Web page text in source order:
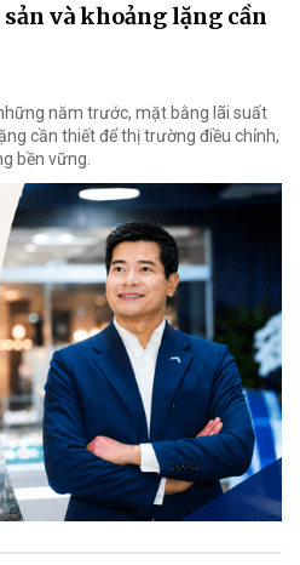
và khoảng lặng cần
năm trước, mặt bằng lãi suất
cần thiết để thị trường điều chỉnh,
bền vững.